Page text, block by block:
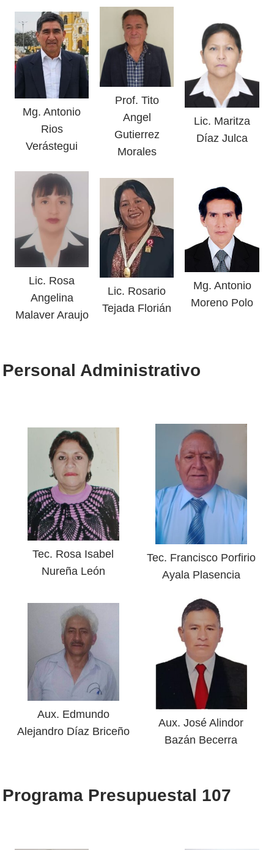
Mg. Antonio
Rios
Verástegui
Prof. Tito
Angel
Gutierrez
Morales
Lic. Maritza
Díaz Julca
Lic. Rosa
Angelina
Malaver Araujo
Lic. Rosario
Tejada Florián
Mg. Antonio
Moreno Polo
Personal Administrativo
Tec. Rosa Isabel
Nureña León
Tec. Francisco Porfirio
Ayala Plasencia
Aux. Edmundo
Alejandro Díaz Briceño
Aux. José Alindor
Bazán Becerra
Programa Presupuestal 107